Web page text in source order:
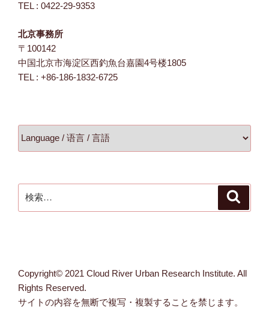
TEL : 0422-29-9353
北京事務所
〒100142
中国北京市海淀区西釣魚台嘉園4号楼1805
TEL : +86-186-1832-6725
索:
Copyright© 2021 Cloud River Urban Research Institute. All
Rights Reserved.
サイトの内容を無断で複写・複製することを禁じます。